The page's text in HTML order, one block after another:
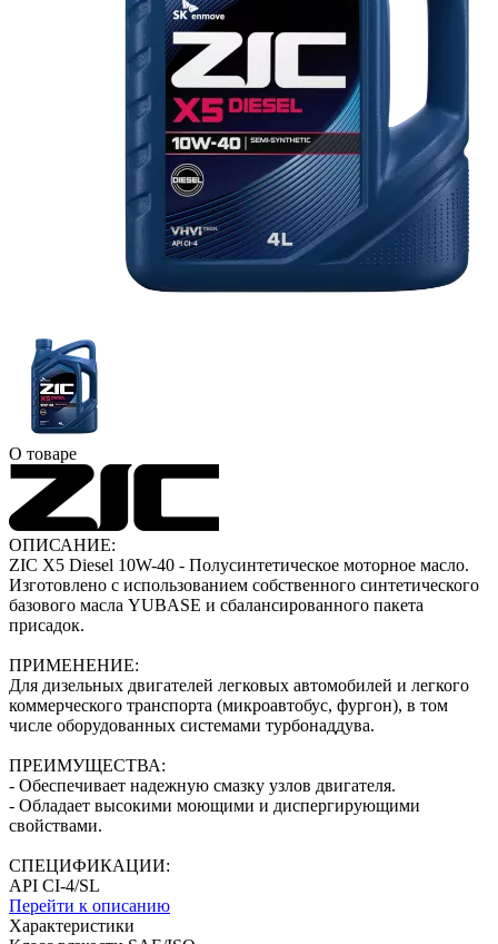
О товаре
ОПИСАНИЕ:
ZIC X5 Diesel 10W-40 - Полусинтетическое моторное масло.
Изготовлено с использованием собственного синтетического
базового масла YUBASE и сбалансированного пакета
присадок.
ПРИМЕНЕНИЕ:
Для дизельных двигателей легковых автомобилей и легкого
коммерческого транспорта (микроавтобус, фургон), в том
числе оборудованных системами турбонаддува.
ПРЕИМУЩЕСТВА:
- Обеспечивает надежную смазку узлов двигателя.
- Обладает высокими моющими и диспергирующими
свойствами.
СПЕЦИФИКАЦИИ:
API CI-4/SL
Перейти к описанию
Характеристики